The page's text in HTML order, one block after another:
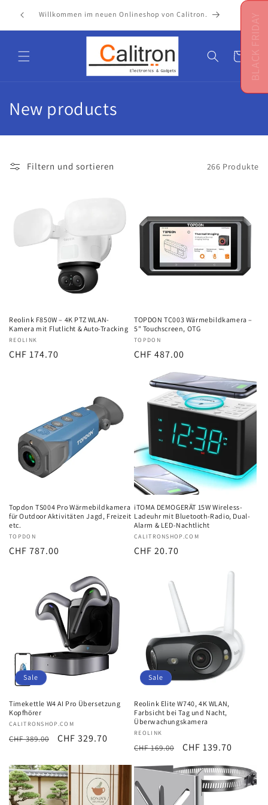
zum
Willkommen im neuen Onlineshop von Calitron.
Warenkorb
K
a
e
o
r
:
New products
Filtern und sortieren 266 Produkte
Reolink F850W – 4K PTZ WLAN-
Kamera mit Flutlicht & Auto-Tracking
Anbieter:
REOLINK
Normaler
CHF 174.70
TOPDON TC003 Wärmebildkamera –
5" Touchscreen, OTG
Anbieter:
TOPDON
Normaler
CHF 487.00
Topdon TS004 Pro Wärmebildkamera
für Outdoor Aktivitäten Jagd, Freizeit
etc.
Anbieter:
TOPDON
Normaler
CHF 787.00
iTOMA DEMOGERÄT 15W Wireless-
Ladeuhr mit Bluetooth-Radio, Dual-
Alarm & LED-Nachtlicht
Anbieter:
CALITRONSHOP.COM
Normaler
CHF 20.70
Sale
Timekettle W4 AI Pro Übersetzung
Kopfhörer
Anbieter:
CALITRONSHOP.COM
Normaler
CHF 389.00 Verkaufspreis
CHF 329.70
Sale
Reolink Elite W740, 4K WLAN,
Farbsicht bei Tag und Nacht,
Überwachungskamera
Anbieter:
REOLINK
Normaler
CHF 169.00 Verkaufspreis
CHF 139.70
BLACK FRIDAY